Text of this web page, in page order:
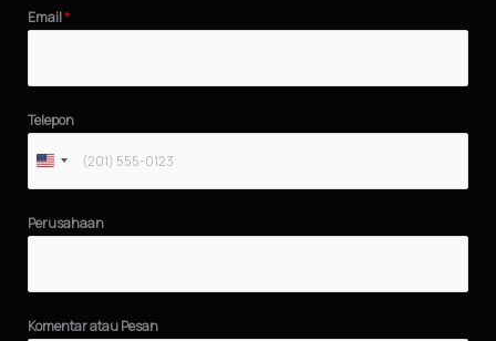
Email*
Telepon
Perusahaan
Komentar atau Pesan